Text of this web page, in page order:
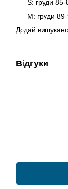
S: груди
M: груди
Додай
Відгуки